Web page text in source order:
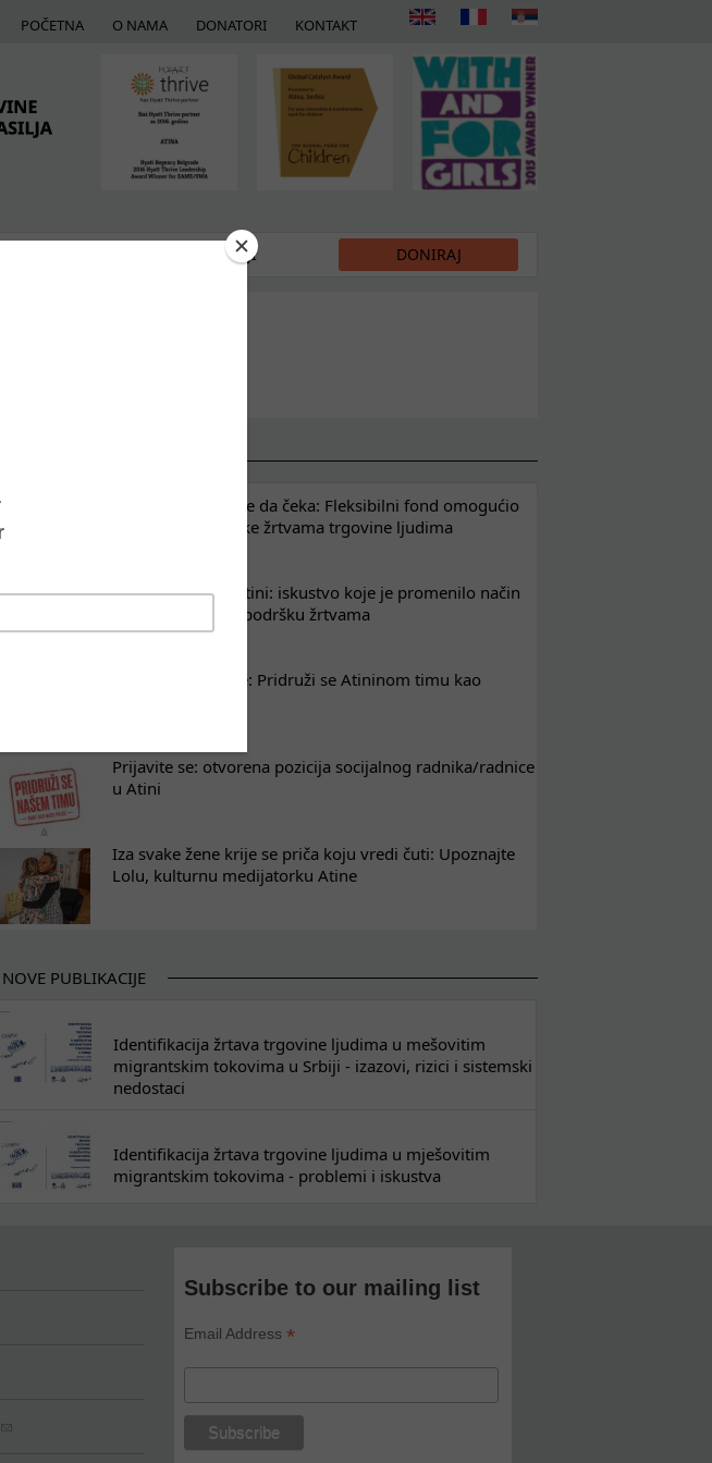
POČETNA O NAMA DONATORI KONTAKT
MEDIJI DONIRAJ
Oporavak ne može da čeka: Fleksibilni fond omogućio
kontinuitet podrške žrtvama trgovine ljudima
Osam nedelja u Atini: iskustvo koje je promenilo način
na koji razumem podršku žrtvama
Tražimo pojačanje: Pridruži se Atininom timu kao
Prijavite se: otvorena pozicija socijalnog radnika/radnice
u Atini
Iza svake žene krije se priča koju vredi čuti: Upoznajte
Lolu, kulturnu medijatorku Atine
NOVE PUBLIKACIJE
Identifikacija žrtava trgovine ljudima u mešovitim
migrantskim tokovima u Srbiji - izazovi, rizici i sistemski
nedostaci
Identifikacija žrtava trgovine ljudima u mješovitim
migrantskim tokovima - problemi i iskustva
Subscribe to our mailing list
Email Address*